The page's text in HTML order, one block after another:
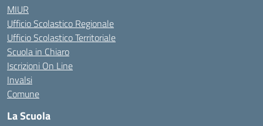
MIUR
Ufficio Scolastico Regionale
Ufficio Scolastico Territoriale
Scuola in Chiaro
Iscrizioni On Line
Invalsi
Comune
La Scuola